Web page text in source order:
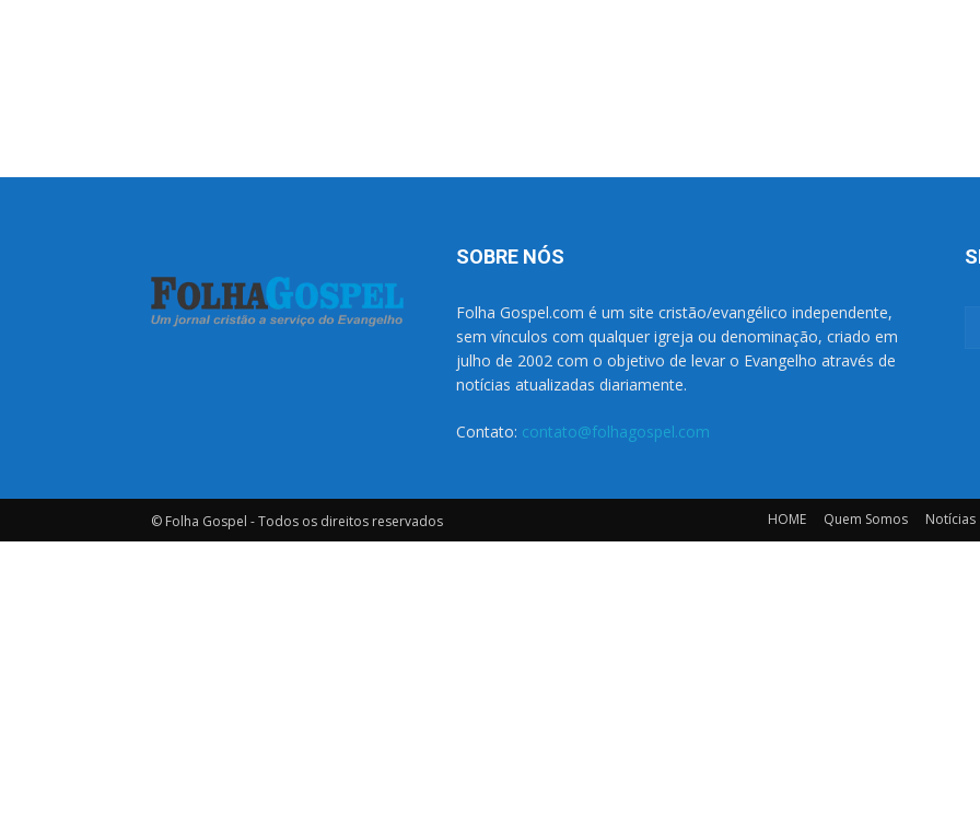
SOBRE NÓS
Folha Gospel.com é um site cristão/evangélico independente,
sem vínculos com qualquer igreja ou denominação, criado em
julho de 2002 com o objetivo de levar o Evangelho através de
notícias atualizadas diariamente.
Contato: contato@folhagospel.com
© Folha Gospel - Todos os direitos reservados HOME Quem Somos Notícias